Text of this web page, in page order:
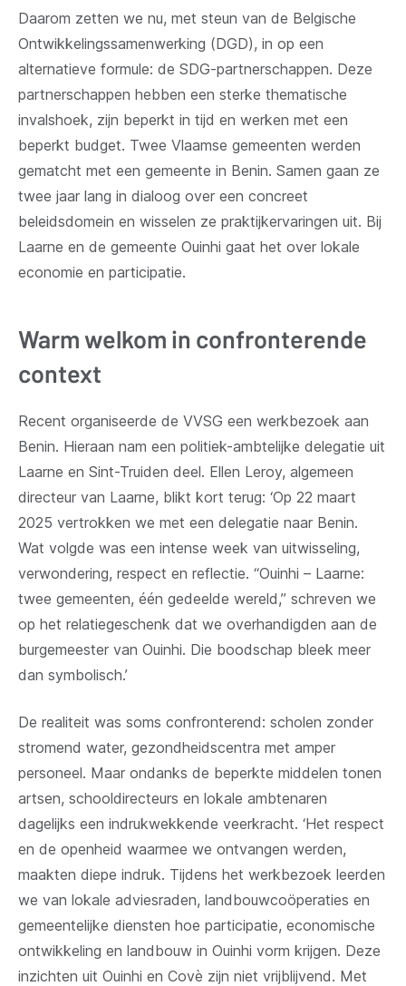
Daarom zetten we nu, met steun van de Belgische
Ontwikkelingssamenwerking (DGD), in op een
alternatieve formule: de SDG-partnerschappen. Deze
partnerschappen hebben een sterke thematische
invalshoek, zijn beperkt in tijd en werken met een
beperkt budget. Twee Vlaamse gemeenten werden
gematcht met een gemeente in Benin. Samen gaan ze
twee jaar lang in dialoog over een concreet
beleidsdomein en wisselen ze praktijkervaringen uit. Bij
Laarne en de gemeente Ouinhi gaat het over lokale
economie en participatie.
Warm welkom in confronterende
context
Recent organiseerde de VVSG een werkbezoek aan
Benin. Hieraan nam een politiek-ambtelijke delegatie uit
Laarne en Sint-Truiden deel. Ellen Leroy, algemeen
directeur van Laarne, blikt kort terug: ‘Op 22 maart
2025 vertrokken we met een delegatie naar Benin.
Wat volgde was een intense week van uitwisseling,
verwondering, respect en reflectie. “Ouinhi – Laarne:
twee gemeenten, één gedeelde wereld,” schreven we
op het relatiegeschenk dat we overhandigden aan de
burgemeester van Ouinhi. Die boodschap bleek meer
dan symbolisch.’
De realiteit was soms confronterend: scholen zonder
stromend water, gezondheidscentra met amper
personeel. Maar ondanks de beperkte middelen tonen
artsen, schooldirecteurs en lokale ambtenaren
dagelijks een indrukwekkende veerkracht. ‘Het respect
en de openheid waarmee we ontvangen werden,
maakten diepe indruk. Tijdens het werkbezoek leerden
we van lokale adviesraden, landbouwcoöperaties en
gemeentelijke diensten hoe participatie, economische
ontwikkeling en landbouw in Ouinhi vorm krijgen. Deze
inzichten uit Ouinhi en Covè zijn niet vrijblijvend. Met